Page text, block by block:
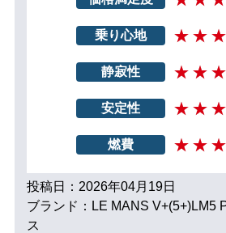
乗り心地
静寂性
安定性
燃費
投稿日：2026年04月19日
ブランド：LE MANS V+(5+)LM5
ス